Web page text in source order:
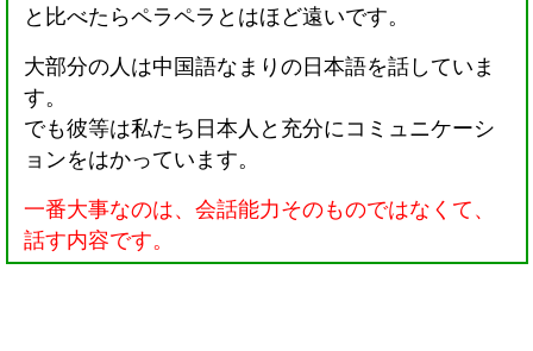
と比べたらペラペラとはほど遠いです。
大部分の人は中国語なまりの日本語を話していま
す。
でも彼等は私たち日本人と充分にコミュニケーシ
ョンをはかっています。
一番大事なのは、会話能力そのものではなくて、
話す内容です。